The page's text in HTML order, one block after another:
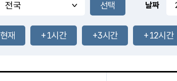
-mm
-mm
26.1
℃
27.9℃
0.4m/s
-mm
-mm
날짜
현재 +1시간 +3시간 +12시간